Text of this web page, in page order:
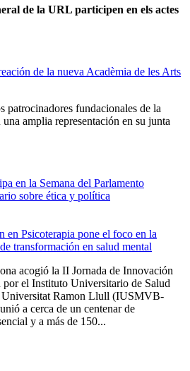
de la URL participen en els actes
de la nueva Acadèmia de les Arts
patrocinadores fundacionales de la
amplia representación en su junta
en la Semana del Parlamento
sobre ética y política
en Psicoterapia pone el foco en la
transformación en salud mental
acogió la II Jornada de Innovación
por el Instituto Universitario de Salud
Ramon Llull (IUSMVB-
a cerca de un centenar de
y a más de 150...